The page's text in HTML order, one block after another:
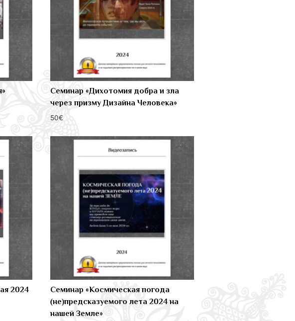
Семинар «Дихотомия добра и зла
через призму Дизайна Человека»
50€
2024
Семинар «Космическая погода
(не)предсказуемого лета 2024 на
нашей Земле»